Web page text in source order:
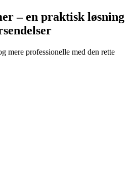
– en praktisk løsning
mere professionelle med den rette